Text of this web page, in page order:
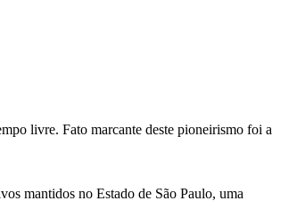
livre. Fato marcante deste pioneirismo foi a
mantidos no Estado de São Paulo, uma